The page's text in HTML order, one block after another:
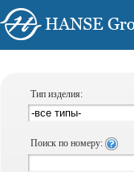
Тип изделия:
Поиск по номеру: